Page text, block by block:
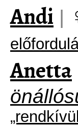
Andi |
Anetta